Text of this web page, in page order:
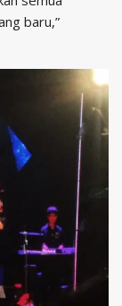
baru,”